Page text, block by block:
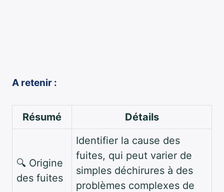
A retenir :
Résumé Détails
🔍 Origine
des fuites
Identifier la cause des
fuites, qui peut varier de
simples déchirures à des
problèmes complexes de